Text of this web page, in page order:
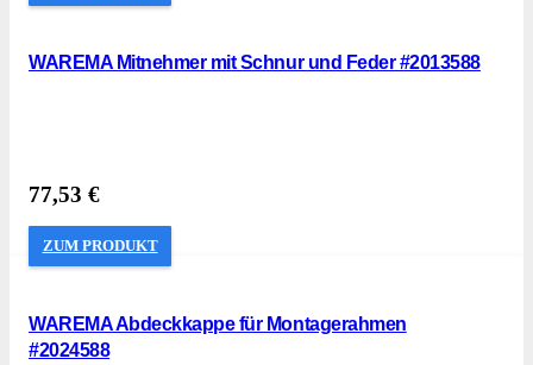
WAREMA Mitnehmer mit Schnur und Feder #2013588
77,53 €
ZUM PRODUKT
WAREMA Abdeckkappe für Montagerahmen
#2024588